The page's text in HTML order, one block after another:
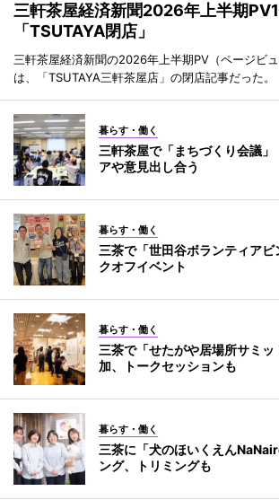
三軒茶屋経済新聞2026年上半期
「TSUTAYA閉店」
三軒茶屋経済新聞の2026年上半期PV（ページビ
は、「TSUTAYA三軒茶屋店」の閉店記事だった。
暮らす・働く
三軒茶屋で「まちづくり会議
アや意見出し合う
暮らす・働く
三茶で「世田谷ボランティア
クオフイベント
暮らす・働く
三茶で「せたがや居場所サミ
加、トークセッションも
暮らす・働く
三茶に「犬のほいくえん
ング、トリミングも